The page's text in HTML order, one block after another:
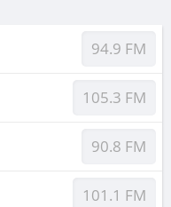
94.9 FM
105.3 FM
90.8 FM
101.1 FM